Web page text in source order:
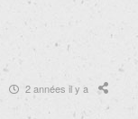
2 années il y a